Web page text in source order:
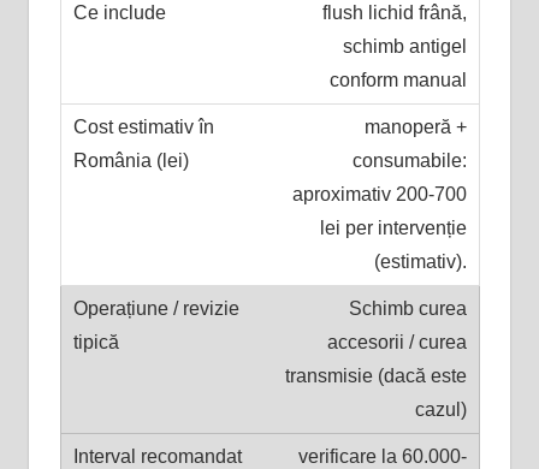
flush lichid frână,
schimb antigel
conform manual
manoperă +
consumabile:
aproximativ 200-700
lei per intervenție
(estimativ).
Schimb curea
accesorii / curea
transmisie (dacă este
cazul)
verificare la 60.000-